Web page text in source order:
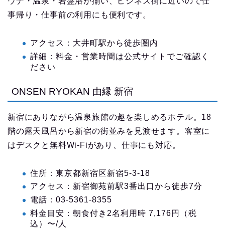
事帰り・仕事前の利用にも便利です。
アクセス：大井町駅から徒歩圏内
詳細：料金・営業時間は公式サイトでご確認く
ださい
ONSEN RYOKAN 由縁 新宿
新宿にありながら温泉旅館の趣を楽しめるホテル。18
階の露天風呂から新宿の街並みを見渡せます。客室に
はデスクと無料Wi-Fiがあり、仕事にも対応。
住所：東京都新宿区新宿5-3-18
アクセス：新宿御苑前駅3番出口から徒歩7分
電話：03-5361-8355
料金目安：朝食付き2名利用時 7,176円（税
込）〜/人